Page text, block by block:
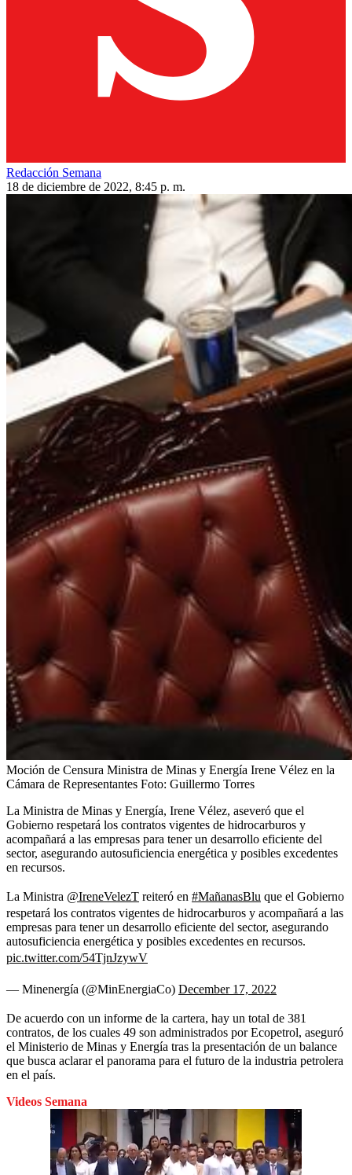
Redacción Semana
18 de diciembre de 2022, 8:45 p. m.
Moción de Censura Ministra de Minas y Energía Irene Vélez en la
Cámara de Representantes Foto: Guillermo Torres
La Ministra de Minas y Energía, Irene Vélez, aseveró que el
Gobierno respetará los contratos vigentes de hidrocarburos y
acompañará a las empresas para tener un desarrollo eficiente del
sector, asegurando autosuficiencia energética y posibles excedentes
en recursos.
La Ministra @IreneVelezT reiteró en #MañanasBlu que el Gobierno
respetará los contratos vigentes de hidrocarburos y acompañará a las
empresas para tener un desarrollo eficiente del sector, asegurando
autosuficiencia energética y posibles excedentes en recursos.
pic.twitter.com/54TjnJzywV
— Minenergía (@MinEnergiaCo) December 17, 2022
De acuerdo con un informe de la cartera, hay un total de 381
contratos, de los cuales 49 son administrados por Ecopetrol, aseguró
el Ministerio de Minas y Energía tras la presentación de un balance
que busca aclarar el panorama para el futuro de la industria petrolera
en el país.
Videos Semana